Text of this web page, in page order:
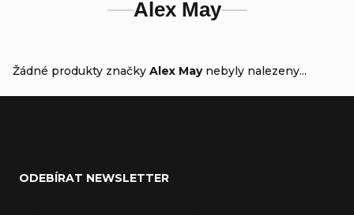
Alex May
Žádné produkty značky Alex Maynebyly nalezeny...
ODEBÍRAT NEWSLETTER